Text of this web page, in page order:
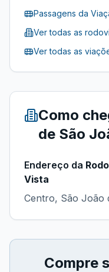
Passagens da
Ver todas as
Ver todas as
Como
de São
Endereço da
Vista
Centro, São João
Compre